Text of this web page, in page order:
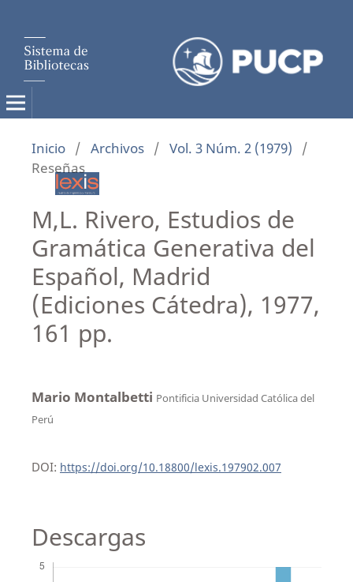
Inicio / Archivos / Vol. 3 Núm. 2 (1979)
/
Reseñas
M,L. Rivero, Estudios de
Gramática Generativa del
Español, Madrid
(Ediciones Cátedra), 1977,
161 pp.
Mario Montalbetti Pontificia Universidad Católica del
Perú
DOI: https://doi.org/10.18800/lexis.197902.007
Descargas